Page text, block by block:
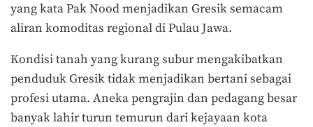
yang kata Pak Nood menjadikan Gresik semacam
aliran komoditas regional di Pulau Jawa.
Kondisi tanah yang kurang subur mengakibatkan
penduduk Gresik tidak menjadikan bertani sebagai
profesi utama. Aneka pengrajin dan pedagang besar
banyak lahir turun temurun dari kejayaan kota